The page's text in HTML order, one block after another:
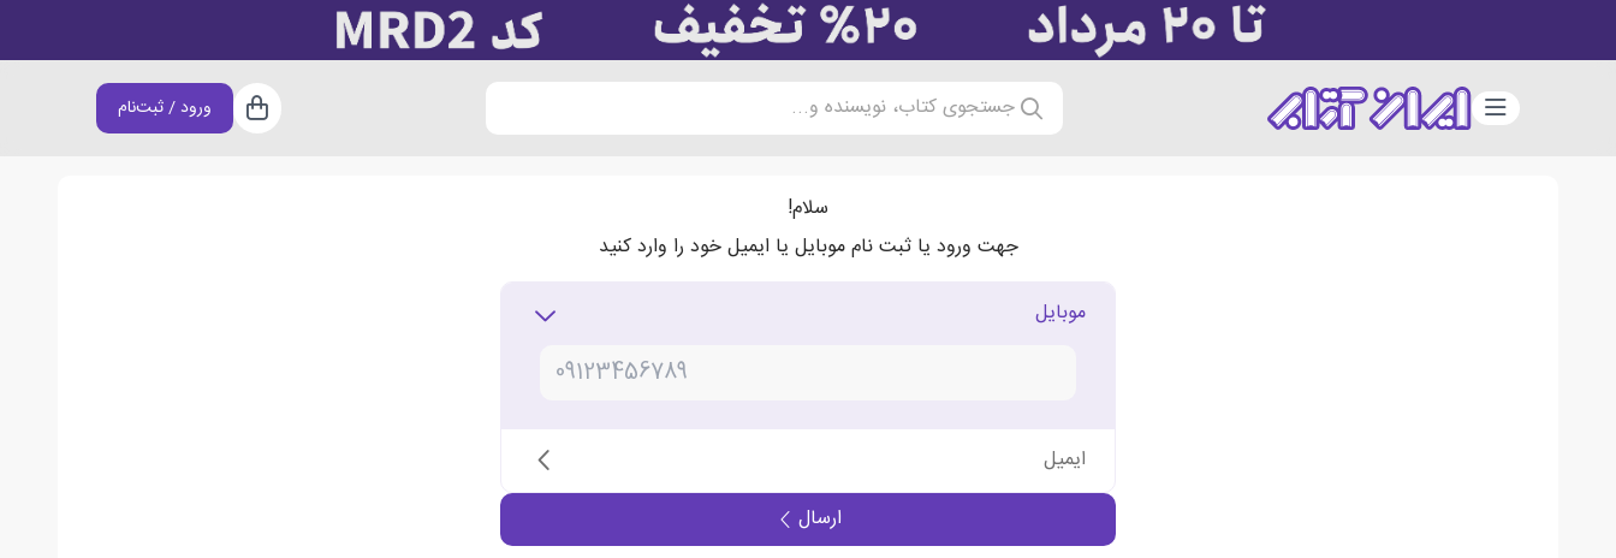
دسته‌بندی جستجوی کتاب، نویسنده و... سبد خرید
ورود / ثبت‌نام
سلام!
جهت ورود یا ثبت نام موبایل یا ایمیل خود را وارد کنید
موبایل
ایمیل
ارسال